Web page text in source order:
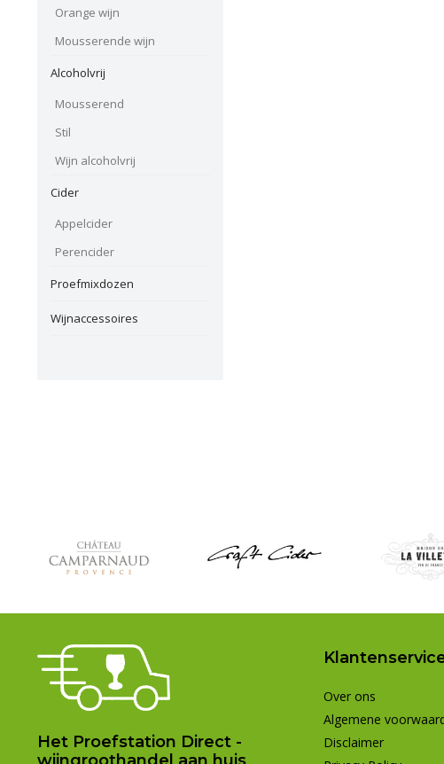
Orange wijn
Mousserende wijn
Alcoholvrij
Mousserend
Stil
Wijn alcoholvrij
Cider
Appelcider
Perencider
Proefmixdozen
Wijnaccessoires
Het Proefstation Direct -
Over ons
Algemene
Disclaimer